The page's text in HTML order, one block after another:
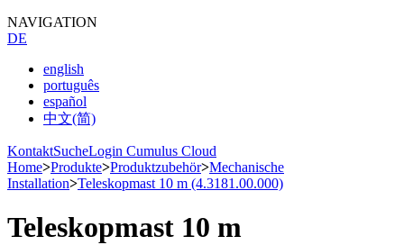
NAVIGATION
DE
english
português
español
中文(简)
KontaktSucheLogin Cumulus Cloud
Home>Produkte>Produktzubehör>Mechanische
Installation>Teleskopmast 10 m (4.3181.00.000)
Teleskopmast 10 m